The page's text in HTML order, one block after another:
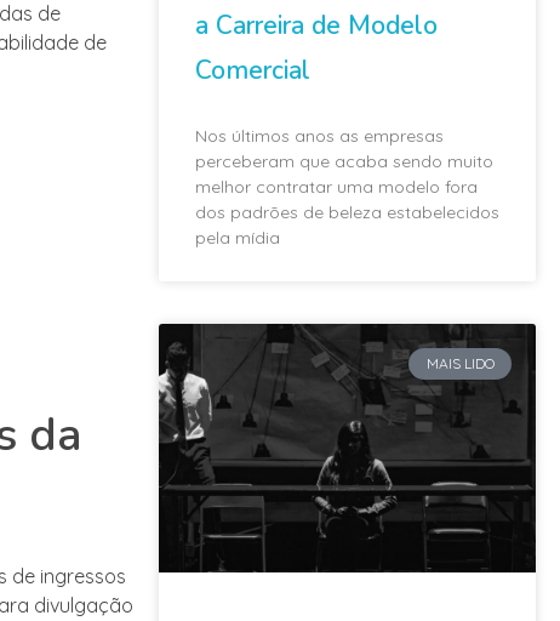
de
de
da
de ingressos
divulgação
a Carreira de Modelo
Comercial
Nos últimos anos as empresas
perceberam que acaba sendo muito
melhor contratar uma modelo fora
dos padrões de beleza estabelecidos
pela mídia
MAIS LIDO